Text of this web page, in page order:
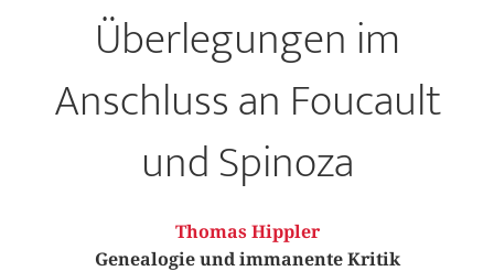
Überlegungen im
Anschluss an Foucault
und Spinoza
Thomas Hippler
Genealogie und immanente Kritik